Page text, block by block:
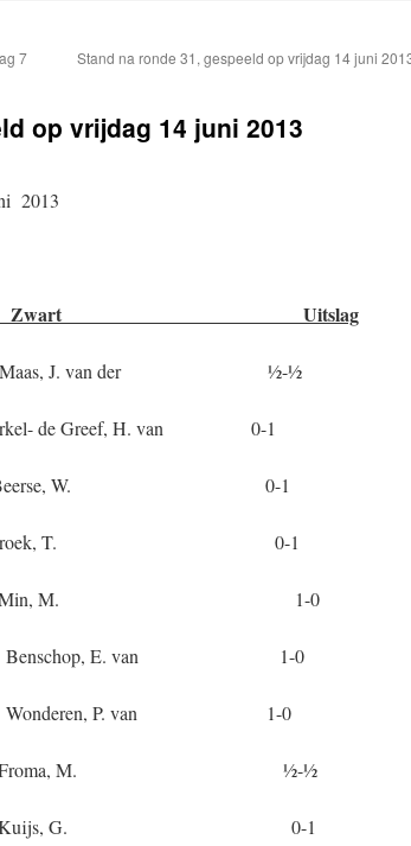
7
Stand na ronde 31, gespeeld op vrijdag 14 juni
op vrijdag 14 juni 2013
2013
Uitslag
J. van der ½-½
de Greef, H. van 0-1
Beerse, W. 0-1
– Broek, T. 0-1
– Min, M. 1-0
E. van 1-0
P. van 1-0
Froma, M. ½-½
Kuijs, G. 0-1